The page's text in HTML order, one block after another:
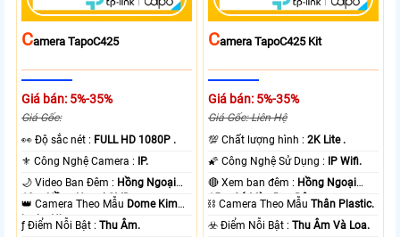
CAmera TapoC425
Giá bán: 5%-35%
Giá Gốc:
️👀 Độ sắc nét : FULL HD 1080P .
⚜️ Công Nghệ Camera :
IP.
🌙 Video Ban Đêm : Hồng Ngoại
10m Hồng Ngoại SMD.
👑 Camera Theo Mẫu Dome Kim
loại + Nhựa.
️ƒ Điểm Nỗi Bật :Thu Âm.
CAmera TapoC425 Kit
Giá bán: 5%-35%
Giá Gốc: Liên Hệ
💯 Chất lượng hình :2K Lite .
🌠 Công Nghệ Sử Dụng :
IP Wifi.
🔴 Xem ban đêm : Hồng Ngoại
15m Có Màu Ban Ðêm.
⛓ Camera Theo MẫuThân Plastic.
️☣️ Điểm Nỗi Bật :Thu Âm Và Loa.